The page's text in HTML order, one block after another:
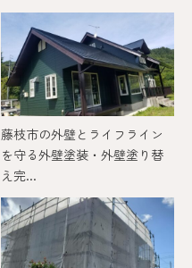
藤枝市の外壁とライフライン
を守る外壁塗装・外壁塗り替
え完...